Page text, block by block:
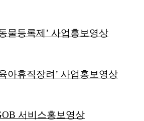
물등록제’ 사업홍보영상
아휴직장려’ 사업홍보영상
서비스홍보영상